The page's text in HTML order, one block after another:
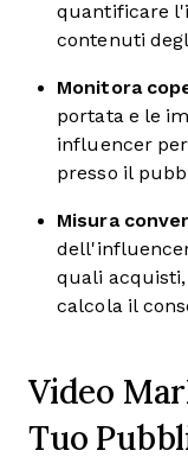
quantificare
contenuti
Monitora
portata e le
influencer
presso il
Misura
quali acquisti,
calcola il
Video
Tuo